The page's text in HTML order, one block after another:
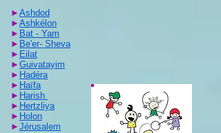
► Ashdod
► Ashkélon
► Bat - Yam
► Be'er- Sheva
► Eilat
► Guivatayim
► Hadéra
► Haïfa
► Harish
► Hertzliya
► Holon
► Jérusalem